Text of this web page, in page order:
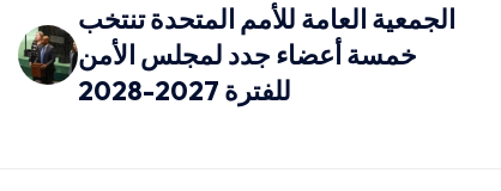
الجمعية العامة للأمم المتحدة تنتخب
خمسة أعضاء جدد لمجلس الأمن
للفترة 2027-2028